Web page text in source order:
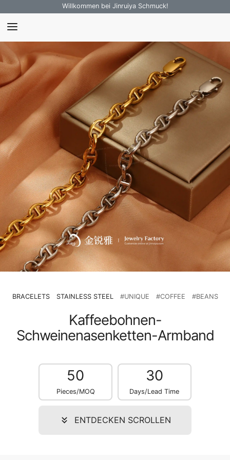
Willkommen bei Jinruiya Schmuck!
BRACELETS STAINLESS STEEL #UNIQUE #COFFEE #BEANS
Kaffeebohnen-
Schweinenasenketten-Armband
50
Pieces/MOQ
30
Days/Lead Time
ENTDECKEN SCROLLEN